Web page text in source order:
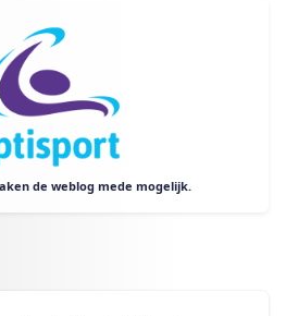
de weblog mede mogelijk.